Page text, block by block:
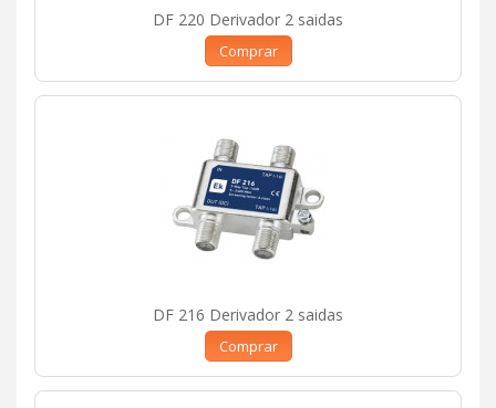
DF 220 Derivador 2 saidas
Comprar
DF 216 Derivador 2 saidas
Comprar